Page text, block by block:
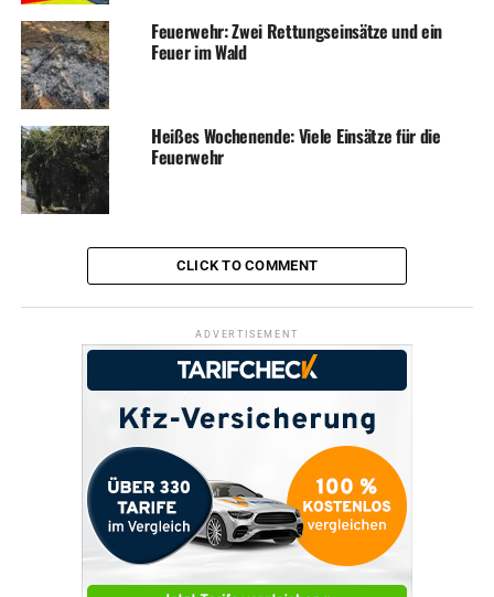
Feuerwehr: Zwei Rettungseinsätze und ein
Feuer im Wald
Heißes Wochenende: Viele Einsätze für die
Feuerwehr
CLICK TO COMMENT
ADVERTISEMENT